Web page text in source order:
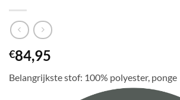
€84,95
Belangrijkste stof: 100% polyester, ponge